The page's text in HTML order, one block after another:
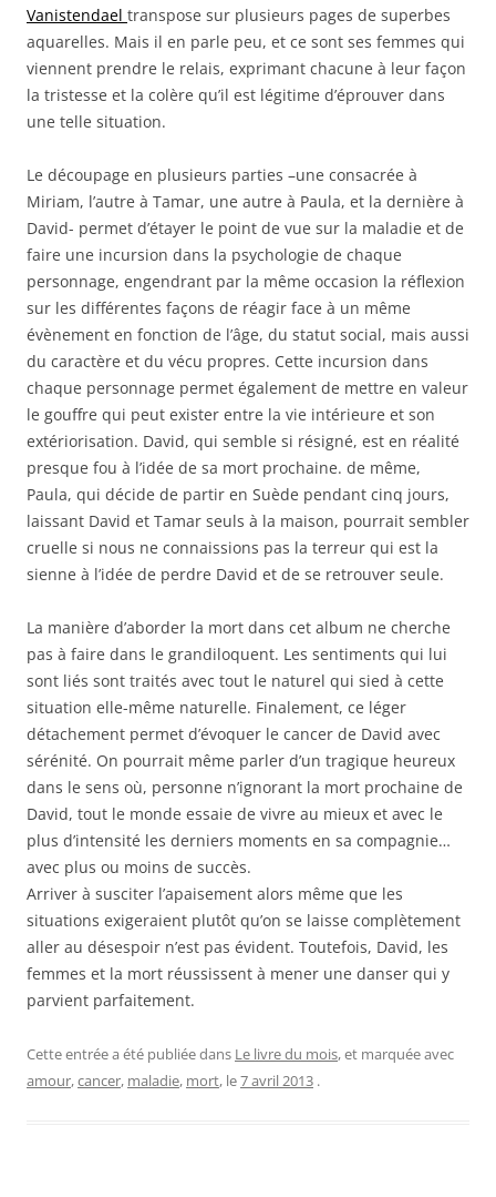
Vanistendael transpose sur plusieurs pages de superbes
aquarelles. Mais il en parle peu, et ce sont ses femmes qui
viennent prendre le relais, exprimant chacune à leur façon
la tristesse et la colère qu’il est légitime d’éprouver dans
une telle situation.
Le découpage en plusieurs parties –une consacrée à
Miriam, l’autre à Tamar, une autre à Paula, et la dernière à
David- permet d’étayer le point de vue sur la maladie et de
faire une incursion dans la psychologie de chaque
personnage, engendrant par la même occasion la réflexion
sur les différentes façons de réagir face à un même
évènement en fonction de l’âge, du statut social, mais aussi
du caractère et du vécu propres. Cette incursion dans
chaque personnage permet également de mettre en valeur
le gouffre qui peut exister entre la vie intérieure et son
extériorisation. David, qui semble si résigné, est en réalité
presque fou à l’idée de sa mort prochaine. de même,
Paula, qui décide de partir en Suède pendant cinq jours,
laissant David et Tamar seuls à la maison, pourrait sembler
cruelle si nous ne connaissions pas la terreur qui est la
sienne à l’idée de perdre David et de se retrouver seule.
La manière d’aborder la mort dans cet album ne cherche
pas à faire dans le grandiloquent. Les sentiments qui lui
sont liés sont traités avec tout le naturel qui sied à cette
situation elle-même naturelle. Finalement, ce léger
détachement permet d’évoquer le cancer de David avec
sérénité. On pourrait même parler d’un tragique heureux
dans le sens où, personne n’ignorant la mort prochaine de
David, tout le monde essaie de vivre au mieux et avec le
plus d’intensité les derniers moments en sa compagnie…
avec plus ou moins de succès.
Arriver à susciter l’apaisement alors même que les
situations exigeraient plutôt qu’on se laisse complètement
aller au désespoir n’est pas évident. Toutefois, David, les
femmes et la mort réussissent à mener une danser qui y
parvient parfaitement.
Cette entrée a été publiée dans Le livre du mois, et marquée avec
amour,cancer, maladie, mort, le7 avril 2013 .